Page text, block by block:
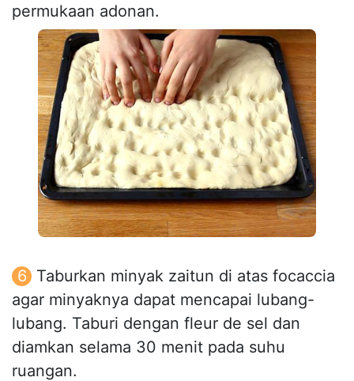
permukaan adonan.
Taburkan minyak zaitun di atas focaccia
agar minyaknya dapat mencapai lubang-
lubang. Taburi dengan fleur de sel dan
diamkan selama 30 menit pada suhu
ruangan.